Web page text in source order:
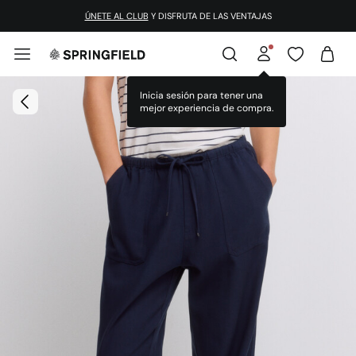
¡DESCARGA LA APP!
Inicia sesión para tener una
mejor experiencia de compra.